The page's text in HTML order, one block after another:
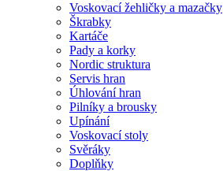
Voskovací žehličky a mazačky
Škrabky
Kartáče
Pady a korky
Nordic struktura
Servis hran
Úhlování hran
Pilníky a brousky
Upínání
Voskovací stoly
Svěráky
Doplňky